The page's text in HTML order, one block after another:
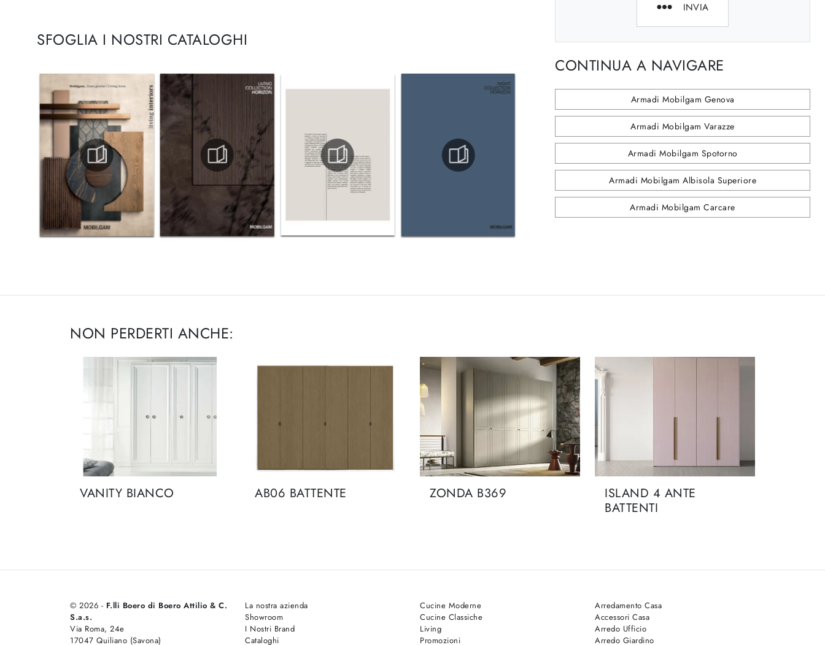
SFOGLIA I NOSTRI CATALOGHI
INVIA
CONTINUA A NAVIGARE
Armadi Mobilgam Genova
Armadi Mobilgam Varazze
Armadi Mobilgam Spotorno
Armadi Mobilgam Albisola Superiore
Armadi Mobilgam Carcare
NON PERDERTI ANCHE:
VANITY BIANCO AB06 BATTENTE ZONDA B369
ISLAND 4 ANTE
BATTENTI
© 2026 - F.lli Boero di Boero Attilio & C.
S.a.s.
Via Roma, 24e
17047 Quiliano (Savona)
La nostra azienda
Showroom
I Nostri Brand
Cataloghi
Cucine Moderne
Cucine Classiche
Living
Promozioni
Arredamento Casa
Accessori Casa
Arredo Ufficio
Arredo Giardino